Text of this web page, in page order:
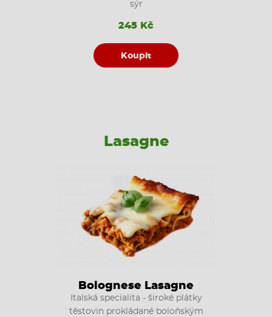
sýr
245 Kč
Koupit
Lasagne
Bolognese Lasagne
Italská specialita - široké plátky
těstovin prokládané boloňským